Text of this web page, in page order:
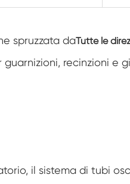
Camera di
spruzzata daTutte le
recinzioni e
il sistema di tubi